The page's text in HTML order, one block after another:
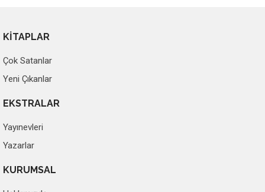
KİTAPLAR
Çok Satanlar
Yeni Çıkanlar
EKSTRALAR
Yayınevleri
Yazarlar
KURUMSAL